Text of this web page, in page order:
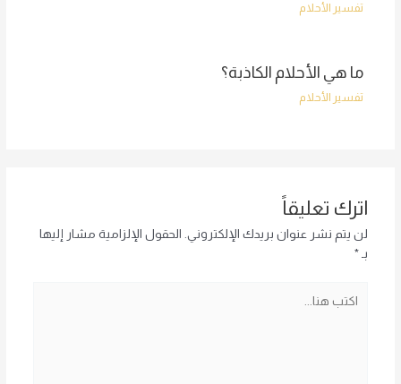
تفسير الأحلام
ما هي الأحلام الكاذبة؟
تفسير الأحلام
اترك تعليقاً
لن يتم نشر عنوان بريدك الإلكتروني. الحقول الإلزامية مشار إليها
بـ *